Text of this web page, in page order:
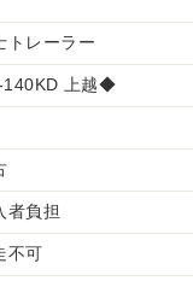
トレーラー
140KD 上越◆
者負担
不可